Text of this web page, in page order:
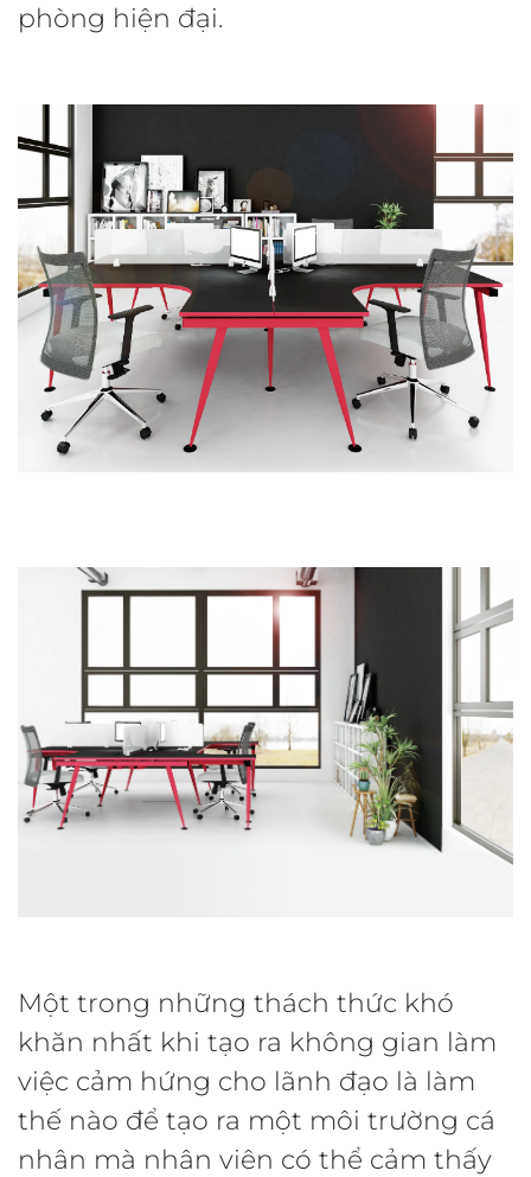
phòng hiện đại.
Một trong những thách thức khó
khăn nhất khi tạo ra không gian làm
việc cảm hứng cho lãnh đạo là làm
thế nào để tạo ra một môi trường cá
nhân mà nhân viên có thể cảm thấy